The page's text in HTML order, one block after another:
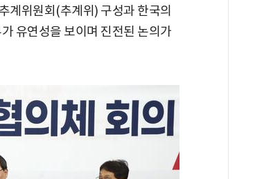
계위원회(추계위) 구성과 한국의
유연성을 보이며 진전된 논의가